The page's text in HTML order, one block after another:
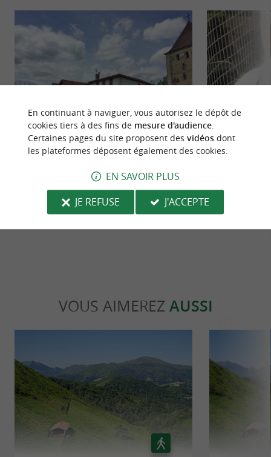
Louhossoa
joli petit village d'environ 600 habitants, qui sur
la route de ...
93 m - Louhossoa
La Forêt des
Sur les ...
VOUS AIMEREZ AUSSI
En continuant à naviguer, vous autorisez le dépôt de
cookies tiers à des fins de mesure d'audience.
Certaines pages du site proposent des vidéosdont
les plateformes déposent également des cookies.
EN SAVOIR PLUS
JE REFUSE
J'ACCEPTE